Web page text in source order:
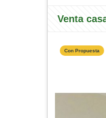
Venta
Con Propuesta